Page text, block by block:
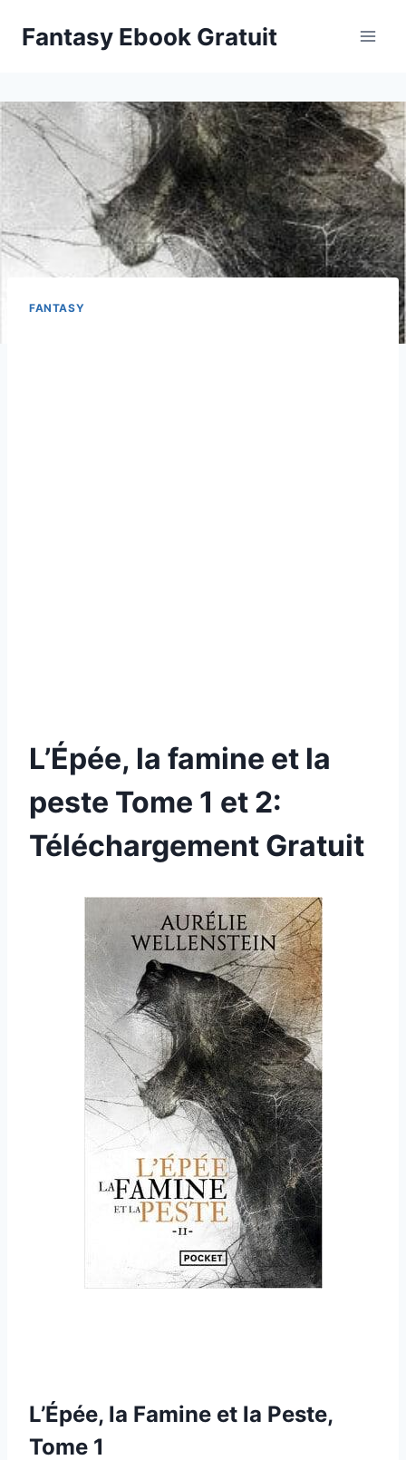
Fantasy Ebook Gratuit
FANTASY
L’Épée, la famine et la
peste Tome 1 et 2:
Téléchargement Gratuit
L’Épée, la Famine et la Peste,
Tome 1